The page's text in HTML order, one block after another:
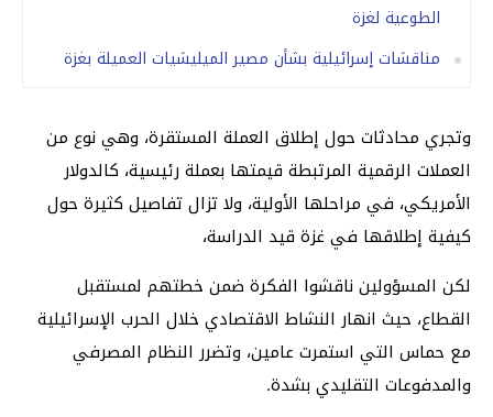
الطوعية لغزة
مناقشات إسرائيلية بشأن مصير الميليشيات العميلة بغزة
وتجري محادثات حول إطلاق العملة المستقرة، وهي نوع من
العملات الرقمية المرتبطة قيمتها بعملة رئيسية، كالدولار
الأمريكي، في مراحلها الأولية، ولا تزال تفاصيل كثيرة حول
كيفية إطلاقها في غزة قيد الدراسة،
لكن المسؤولين ناقشوا الفكرة ضمن خطتهم لمستقبل
القطاع، حيث انهار النشاط الاقتصادي خلال الحرب الإسرائيلية
مع حماس التي استمرت عامين، وتضرر النظام المصرفي
والمدفوعات التقليدي بشدة.